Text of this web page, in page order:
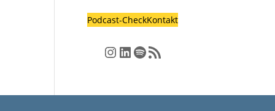
Podcast-CheckKontakt
Instagram
LinkedIn
Spotify
RSS-Feed